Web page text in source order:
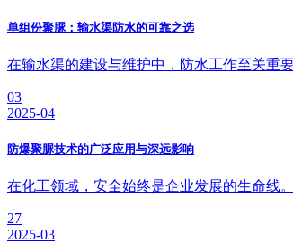
单组份聚脲：输水渠防水的可靠之选
在输水渠的建设与维护中，防水工作至关重
03
2025-04
防爆聚脲技术的广泛应用与深远影响
在化工领域，安全始终是企业发展的生命线
27
2025-03